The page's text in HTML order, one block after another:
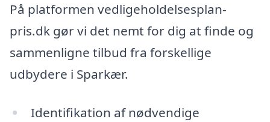
På platformen vedligeholdelsesplan-
pris.dk gør vi det nemt for dig at finde og
sammenligne tilbud fra forskellige
udbydere i Sparkær.
Identifikation af nødvendige